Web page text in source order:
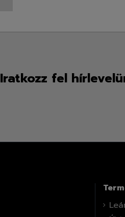
Iratkozz fel